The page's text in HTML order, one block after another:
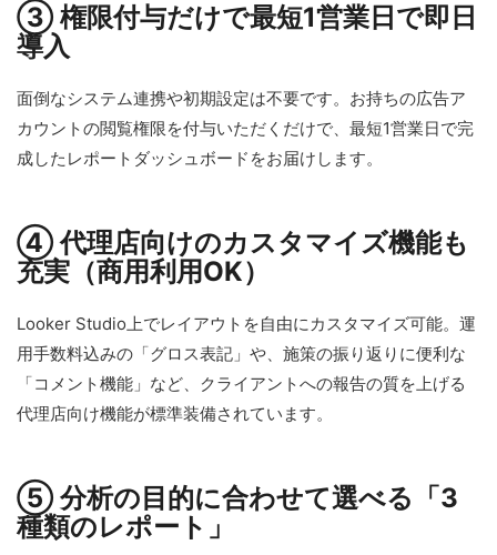
③ 権限付与だけで最短1営業日で即日
導入
面倒なシステム連携や初期設定は不要です。お持ちの広告ア
カウントの閲覧権限を付与いただくだけで、最短1営業日で完
成したレポートダッシュボードをお届けします。
④ 代理店向けのカスタマイズ機能も
充実（商用利用OK）
Looker Studio上でレイアウトを自由にカスタマイズ可能。運
用手数料込みの「グロス表記」や、施策の振り返りに便利な
「コメント機能」など、クライアントへの報告の質を上げる
代理店向け機能が標準装備されています。
⑤ 分析の目的に合わせて選べる「3
種類のレポート」